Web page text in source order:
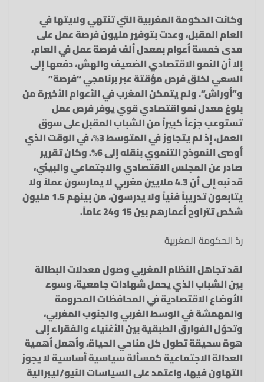
وكانت الحكومة المغربية التي تنتهي ولايتها في
العام المقبل، وعدت بتوفير مليون فرصة عمل على
مدى خمسة أعوام بمعدل ألف فرصة عمل في العام،
إلا أن النمو الاقتصادي الضعيف والهش، دفعها إلى
السعي لخلق فرص مؤقتة عبر برنامجي “فرصة”
و”أوراش”. ولم يتمكن المغرب في الأعوام الأخيرة من
بلوغ معدل نمو اقتصادي قوي يوفر فرص عمل
تستوعب جزءاً كبيراً من الشباب المقبل على سوق
العمل، إذ لم يتجاوز في المتوسط 3%، في الوقت الذي
أوصى النموذج التنموي بنقله إلى 6%. وكان تقرير
صادر عن المجلس الاقتصادي والاجتماعي والبيئي،
قد نبه إلى أن 4.3 ملايين مغربي لا يمارسون عملاً ولا
يتابعون تدريباً فنياً ولا يدرسون، من بينهم 1.5 مليون
شخص تتراوح أعمارهم بين 15 و24 عاماً.
ردُّ الحكومة المغربية
لقد تجاهل النظام المغربي وصول معدلات البطالة
بين الشباب الذي يحمل شهادات جامعية، وسوء
الأوضاع الاقتصادية في المحافظات المحرومة
والمهمشة في الوسط الغربي والجنوب المغربي،
وتحوّل الفوارق الطبقية بين الأغنياء والفقراء إلى
هوة سحيقة تطول كل مناحي الحياة، وأهمل أهمية
العدالة الاجتماعية كمسألة سياسية أساسية لا يجوز
التهاون فيها، واعتمد على السياسات النيو/ليبرالية